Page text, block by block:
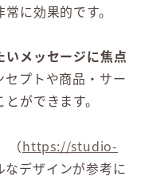
に効果的です。
メッセージに焦点
セプトや商品・サー
ができます。
（https://studio-
デザインが参考に